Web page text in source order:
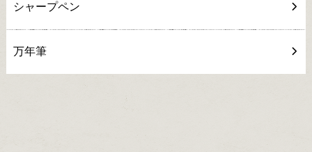
シャープペン
万年筆